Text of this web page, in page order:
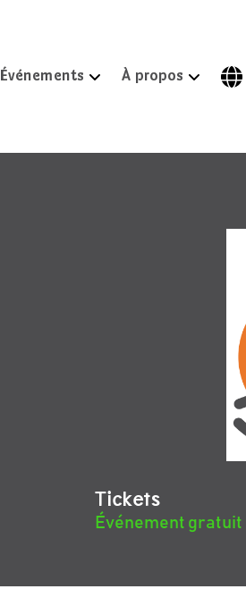
Événements À propos
Tickets
Événement